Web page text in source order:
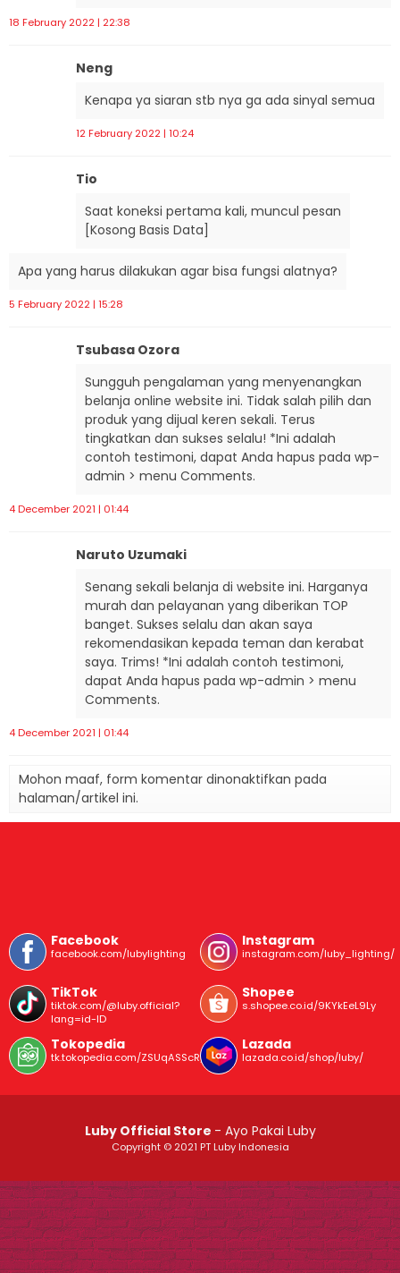
18 February 2022 | 22:38
Neng
Kenapa ya siaran stb nya ga ada sinyal semua
12 February 2022 | 10:24
Tio
Saat koneksi pertama kali, muncul pesan
[Kosong Basis Data]
Apa yang harus dilakukan agar bisa fungsi alatnya?
5 February 2022 | 15:28
Tsubasa Ozora
Sungguh pengalaman yang menyenangkan
belanja online website ini. Tidak salah pilih dan
produk yang dijual keren sekali. Terus
tingkatkan dan sukses selalu! *Ini adalah
contoh testimoni, dapat Anda hapus pada wp-
admin > menu Comments.
4 December 2021 | 01:44
Naruto Uzumaki
Senang sekali belanja di website ini. Harganya
murah dan pelayanan yang diberikan TOP
banget. Sukses selalu dan akan saya
rekomendasikan kepada teman dan kerabat
saya. Trims! *Ini adalah contoh testimoni,
dapat Anda hapus pada wp-admin > menu
Comments.
4 December 2021 | 01:44
Mohon maaf, form komentar dinonaktifkan pada
halaman/artikel ini.
Facebook
facebook.com/lubylighting
Instagram
instagram.com/luby_lighting/
TikTok
tiktok.com/@luby.official?
lang=id-ID
Shopee
s.shopee.co.id/9KYkEeL9Ly
Tokopedia
tk.tokopedia.com/ZSUqASScR/
Lazada
lazada.co.id/shop/luby/
Luby Official Store - Ayo Pakai Luby
Copyright © 2021 PT Luby Indonesia